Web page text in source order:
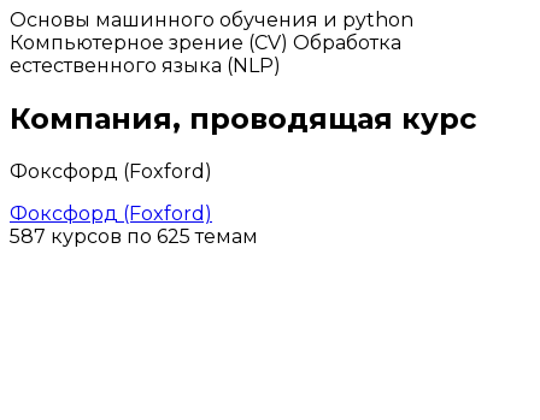
Основы машинного обучения и python
Компьютерное зрение (CV) Обработка
естественного языка (NLP)
Компания, проводящая курс
Фоксфорд (Foxford)
Фоксфорд (Foxford)
587 курсов по 625 темам